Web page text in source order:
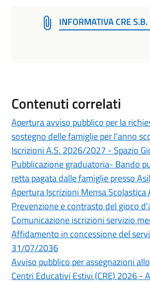
INFORMATIVA CRE
Contenuti correlati
Apertura avviso pubblico per la
sostegno delle famiglie per l’anno
Iscrizioni A.S. 2026/2027 - Spazio
Pubblicazione graduatoria- Bando
retta pagata dalle famiglie presso
Apertura Iscrizioni Mensa
Prevenzione e contrasto del gioco
Comunicazione iscrizioni servizio
Affidamento in concessione del
31/07/2036
Avviso pubblico per assegnazioni
Centri Educativi Estivi (CRE) 2026 -